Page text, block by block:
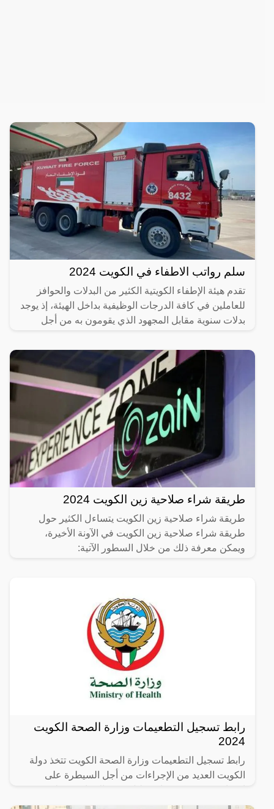
سلم رواتب الاطفاء في الكويت 2024
تقدم هيئة الإطفاء الكويتية الكثير من البدلات والحوافز
للعاملين في كافة الدرجات الوظيفية بداخل الهيئة، إذ يوجد
بدلات سنوية مقابل المجهود الذي يقومون به من أجل
طريقة شراء صلاحية زين الكويت 2024
طريقة شراء صلاحية زين الكويت يتساءل الكثير حول
طريقة شراء صلاحية زين الكويت في الآونة الأخيرة،
ويمكن معرفة ذلك من خلال السطور الآتية:
رابط تسجيل التطعيمات وزارة الصحة الكويت
2024
رابط تسجيل التطعيمات وزارة الصحة الكويت تتخذ دولة
الكويت العديد من الإجراءات من أجل السيطرة على
مستوى البلد